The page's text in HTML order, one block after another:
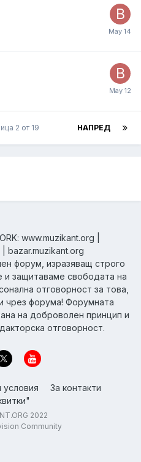
НАПРЕД
2 от 19
www.muzikant.org |
bazar.muzikant.org
форум, изразяващ строго
и защитаваме свободата на
отговорност за това,
чрез форума! Форумната
на доброволен принцип и
отговорност.
За контакти
2022
Community